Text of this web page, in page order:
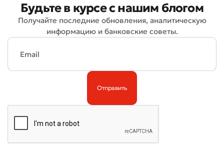
Плохо Отлично
* Все поля обязательны для заполнения
Отправить
Будьте в курсе с нашим блогом
Получайте последние обновления, аналитическую
информацию и банковские советы.